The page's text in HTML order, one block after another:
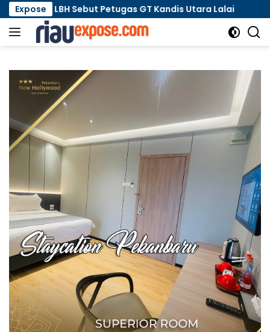
Langsung
ke
konten
ExposePetugas GT Kandis Utara Lalai Kematian dr